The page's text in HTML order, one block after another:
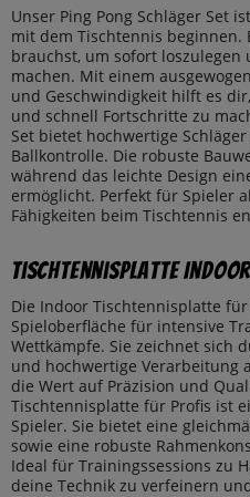
Unser Ping Pong Schläger Set
mit dem Tischtennis beginnen.
brauchst, um sofort loszulegen
machen. Mit einem
und Geschwindigkeit hilft es
und schnell Fortschritte zu
Set bietet hochwertige
Ballkontrolle. Die robuste
während das leichte Design
ermöglicht. Perfekt für Spieler
Fähigkeiten beim Tischtennis
Tischtennisplatte
Die Indoor Tischtennisplatte
Spieloberfläche für intensive
Wettkämpfe. Sie zeichnet sich
und hochwertige Verarbeitung
die Wert auf Präzision und
Tischtennisplatte für Profis ist
Spieler. Sie bietet eine
sowie eine robuste
Ideal für Trainingssessions zu
deine Technik zu verfeinern